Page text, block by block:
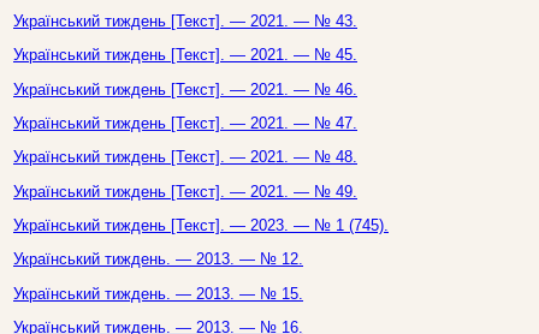
Український тиждень [Текст]. — 2021. — № 43.
Український тиждень [Текст]. — 2021. — № 45.
Український тиждень [Текст]. — 2021. — № 46.
Український тиждень [Текст]. — 2021. — № 47.
Український тиждень [Текст]. — 2021. — № 48.
Український тиждень [Текст]. — 2021. — № 49.
Український тиждень [Текст]. — 2023. — № 1 (745).
Український тиждень. — 2013. — № 12.
Український тиждень. — 2013. — № 15.
Український тиждень. — 2013. — № 16.